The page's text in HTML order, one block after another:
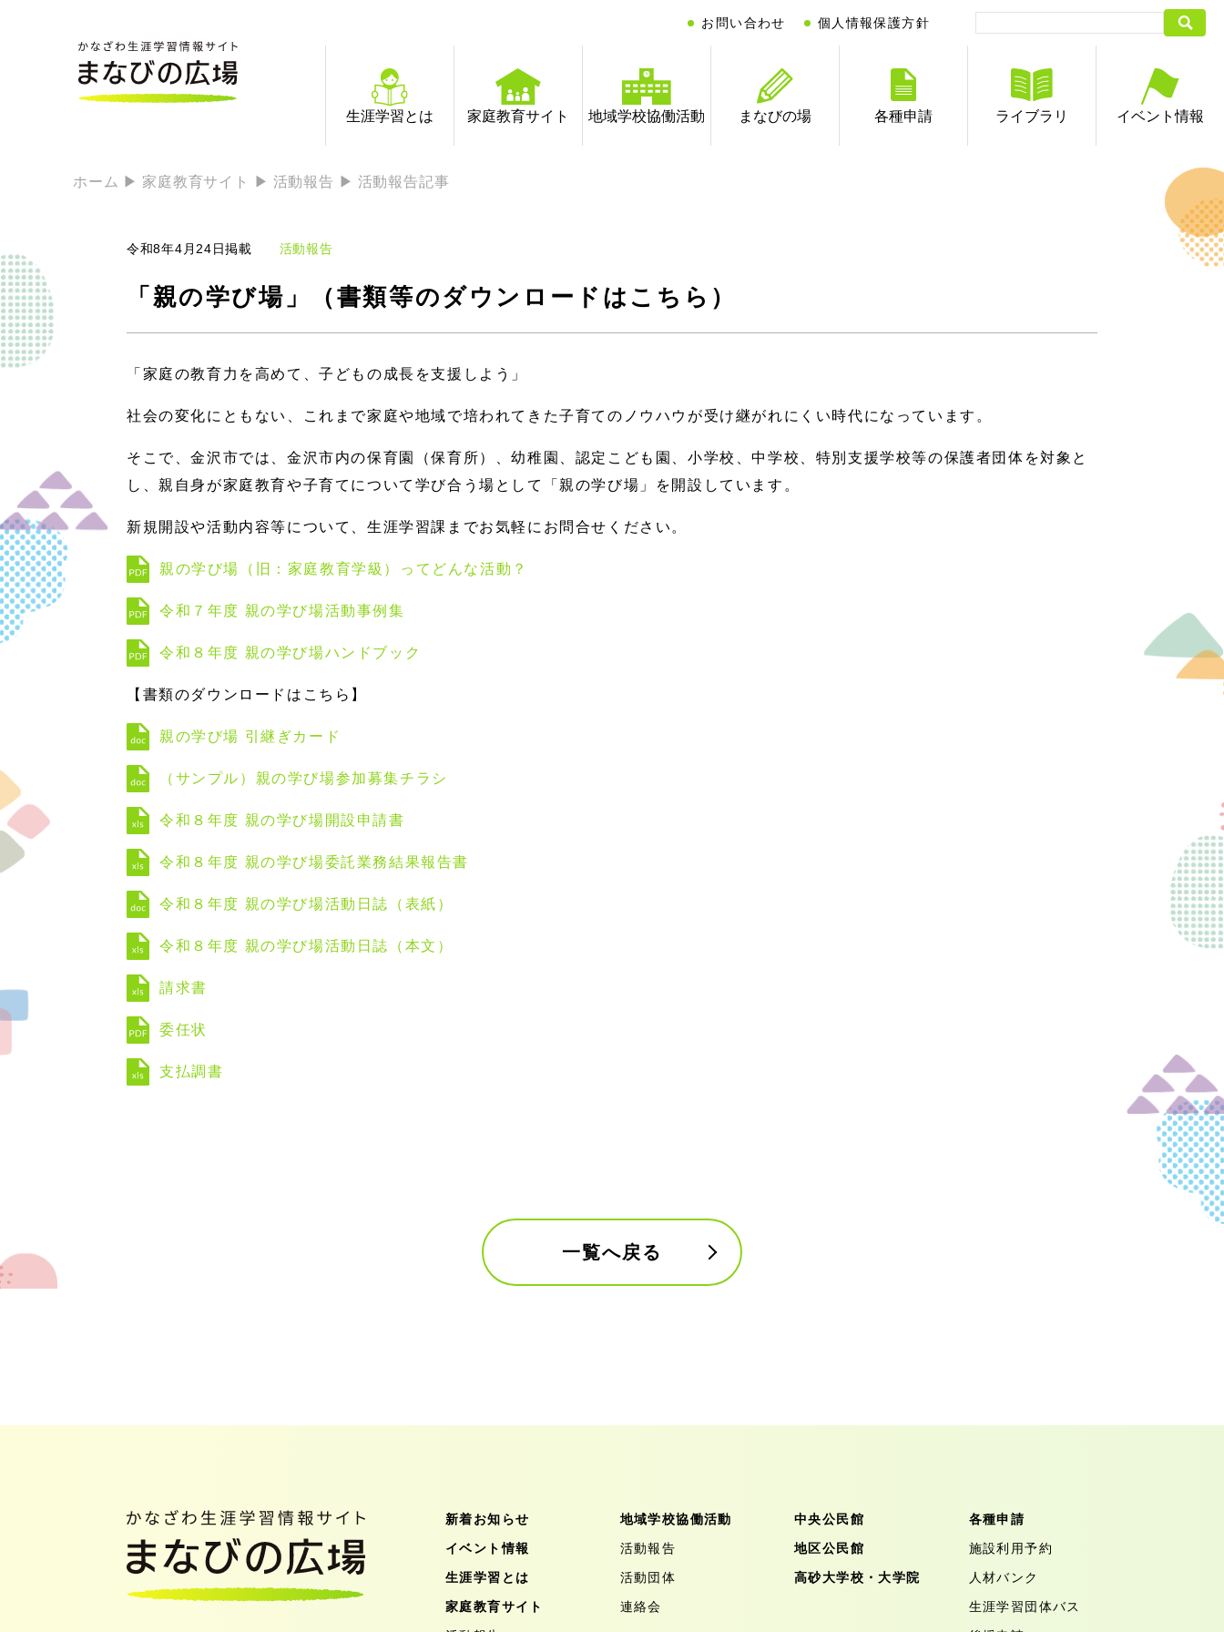
お問い合わせ 個人情報保護方針
生涯学習とは 家庭教育サイト 地域学校協働活動 まなびの場 各種申請 ライブラリ イベント情報
ホーム 家庭教育サイト 活動報告 活動報告記事
令和8年4月24日掲載 活動報告
「親の学び場」（書類等のダウンロードはこちら）
「家庭の教育力を高めて、子どもの成長を支援しよう」
社会の変化にともない、これまで家庭や地域で培われてきた子育てのノウハウが受け継がれにくい時代になっています。
そこで、金沢市では、金沢市内の保育園（保育所）、幼稚園、認定こども園、小学校、中学校、特別支援学校等の保護者団体を対象と
し、親自身が家庭教育や子育てについて学び合う場として「親の学び場」を開設しています。
新規開設や活動内容等について、生涯学習課までお気軽にお問合せください。
親の学び場（旧：家庭教育学級）ってどんな活動？
令和７年度 親の学び場活動事例集
令和８年度 親の学び場ハンドブック
【書類のダウンロードはこちら】
親の学び場 引継ぎカード
（サンプル）親の学び場参加募集チラシ
令和８年度 親の学び場開設申請書
令和８年度 親の学び場委託業務結果報告書
令和８年度 親の学び場活動日誌（表紙）
令和８年度 親の学び場活動日誌（本文）
請求書
委任状
支払調書
一覧へ戻る
新着お知らせ
イベント情報
生涯学習とは
家庭教育サイト
地域学校協働活動
活動報告
活動団体
連絡会
中央公民館
地区公民館
高砂大学校・大学院
各種申請
施設利用予約
人材バンク
生涯学習団体バス